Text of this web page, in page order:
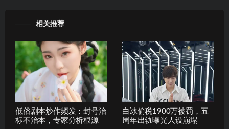
相关推荐
低俗剧本炒作频发：封号治
标不治本，专家分析根源
白冰偷税1900万被罚，五
周年出轨曝光人设崩塌